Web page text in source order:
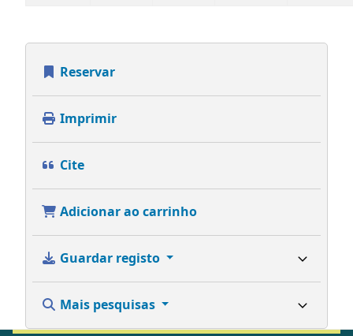
Reservar
Imprimir
Cite
Adicionar ao carrinho
Guardar registo
Mais pesquisas